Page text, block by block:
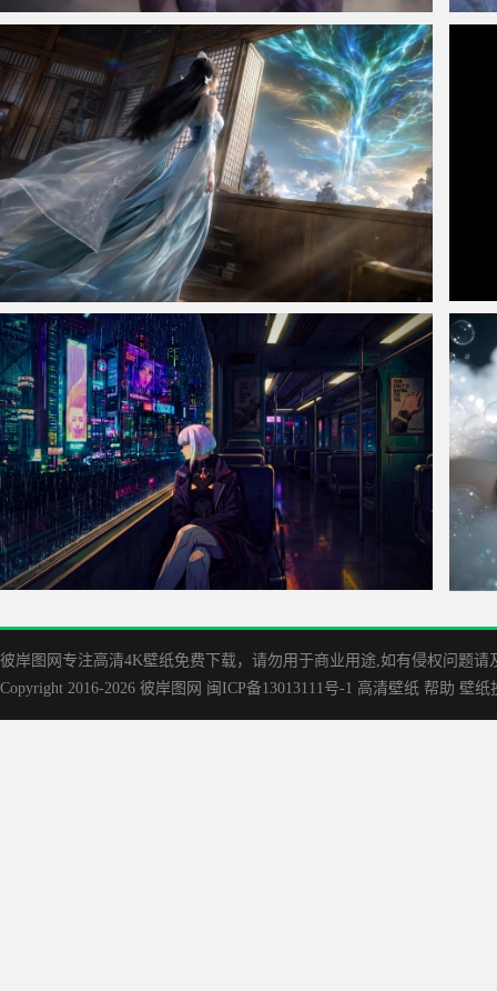
仙侠凌仙 紫色长卷发美女 古风古典 4K壁纸
凡人修仙传 宋玉元婴天象 4K带鱼屏壁纸3440x1440 南宫
彼岸图网专注高清4K壁纸免费下载，请勿用于商业用途,如有侵权问题
Copyright 2016-2026 彼岸图网 闽ICP备13013111号-1 高清壁纸 帮助 壁纸